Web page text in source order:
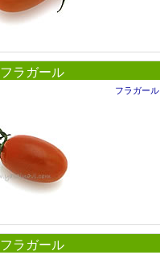
フラガール
フラガール
フラガール